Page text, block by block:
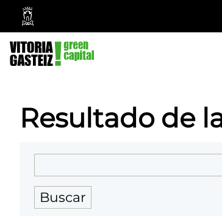
Ayuntamiento
Vitoria-
Gasteiz
Resultado de